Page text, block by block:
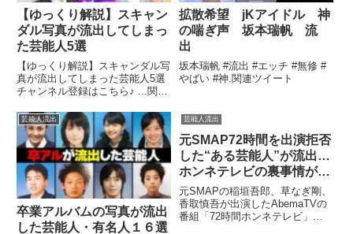
【ゆっくり解説】スキャン
ダル写真が流出してしまっ
た芸能人5選
【ゆっくり解説】スキャンダル写
真が流出してしまった芸能人5選
チャンネル登録はこちら♪ ...関連
拡散希望 jKアイドル 神
の喘ぎ声 坂本瑞帆 流
出
坂本瑞帆 #流出 #エッチ #無修 #
やばい #神.関連ツイート
芸能人流出
卒業アルバムの写真が流出
した芸能人・有名人１６選
芸能人流出
元SMAP72時間を出演拒否
した“ある芸能人”が流出…
ホンネテレビの裏事情が闇
深すぎる…
元SMAPの稲垣吾郎、草なぎ剛、
香取慎吾が出演したAbemaTVの
番組「72時間ホンネテレビ」が